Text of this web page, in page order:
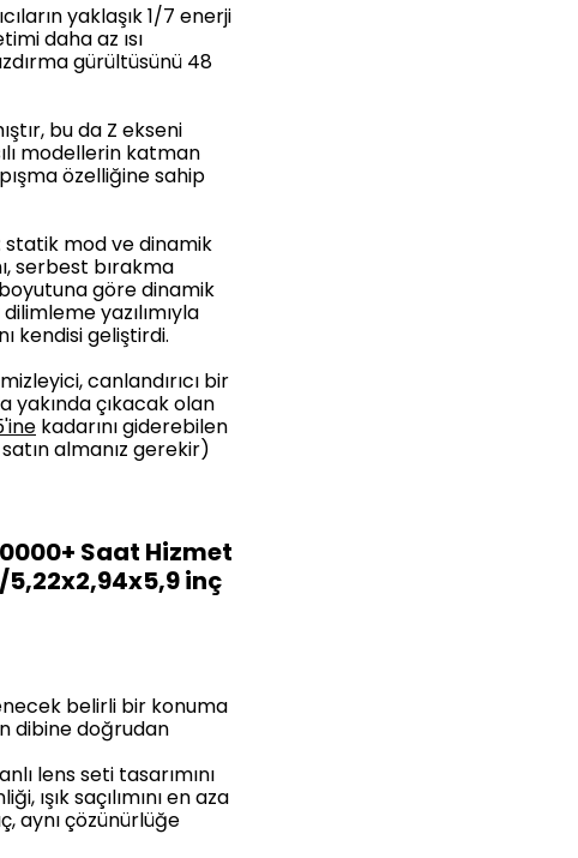
yaklaşık 1/7 enerji
daha az ısı
gürültüsünü 48
bu da Z ekseni
modellerin katman
özelliğine sahip
statik mod ve dinamik
serbest bırakma
boyutuna göre dinamik
yazılımıyla
kendisi geliştirdi.
canlandırıcı bir
yakında çıkacak olan
kadarını giderebilen
almanız gerekir)
Saat Hizmet
5,22x2,94x5,9 inç
belirli bir konuma
dibine doğrudan
lens seti tasarımını
ışık saçılımını en aza
aynı çözünürlüğe